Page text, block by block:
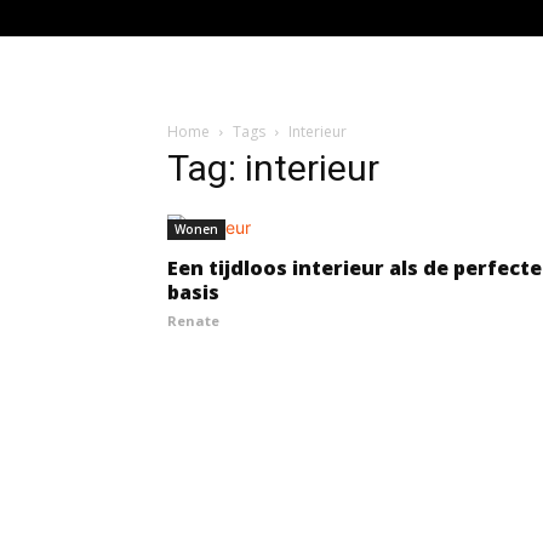
Home Tags Interieur
Tag: interieur
Wonen
Een tijdloos interieur als de perfecte
basis
Renate